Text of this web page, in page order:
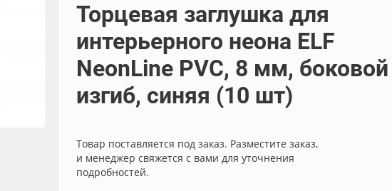
Торцевая заглушка для
интерьерного неона ELF
NeonLine PVC, 8 мм, боковой
изгиб, синяя (10 шт)
Товар поставляется под заказ. Разместите заказ,
и менеджер свяжется с вами для уточнения
подробностей.